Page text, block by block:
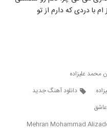
جی جی بنام اینو بگم (به همراه
امیر سعیدی مثل گذشته
با دردی که دارم از تو
محمد علیزاده
دانلود آهنگ جدید
Mehran Mohammad